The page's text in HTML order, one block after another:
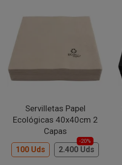
Servilletas Papel
Ecológicas 40x40cm 2
Capas
100 Uds 2.400 Uds
-20%